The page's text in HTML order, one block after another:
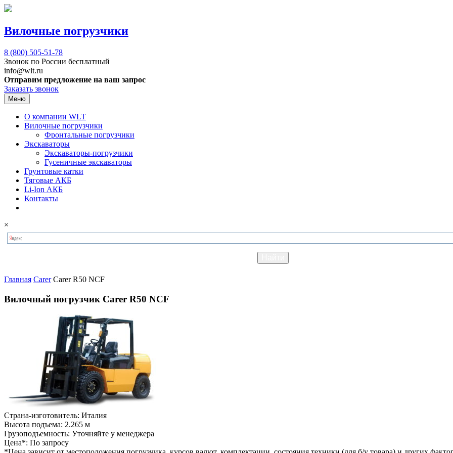
Вилочные погрузчики
8 (800) 505-51-78
Звонок по России бесплатный
info@wlt.ru
Отправим предложение на ваш запрос
Заказать звонок
Меню
О компании WLT
Вилочные погрузчики
Фронтальные погрузчики
Экскаваторы
Экскаваторы-погрузчики
Гусеничные экскаваторы
Грунтовые катки
Тяговые АКБ
Li-Ion АКБ
Контакты
×
Главная Carer Carer R50 NCF
Вилочный погрузчик Carer R50 NCF
Страна-изготовитель: Италия
Высота подъема: 2.265 м
Грузоподъемность: Уточняйте у менеджера
Цена*: По запросу